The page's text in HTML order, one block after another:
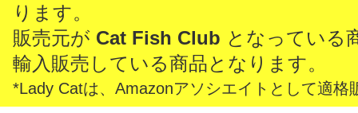
ります。
販売元が Cat Fish Club となっている
輸入販売している商品となります。
*Lady Catは、Amazonアソシエイトとして適格